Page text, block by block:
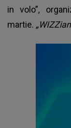
in volo”,
martie.